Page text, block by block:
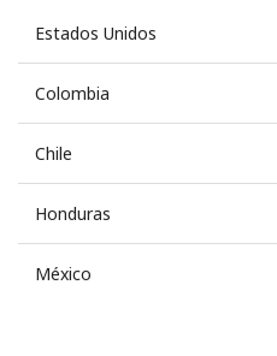
Estados Unidos
Colombia
Chile
Honduras
México